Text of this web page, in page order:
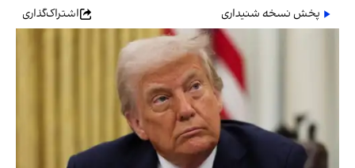
پخش نسخه شنیداری
اشتراک‌گذاری